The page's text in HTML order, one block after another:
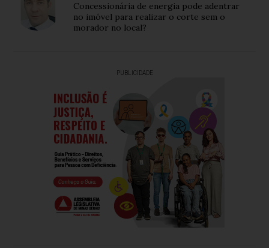
Concessionária de energia pode adentrar
no imóvel para realizar o corte sem o
morador no local?
PUBLICIDADE